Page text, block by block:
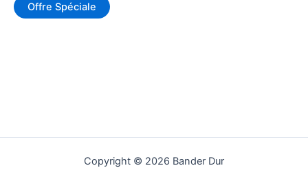
Offre Spéciale
Copyright © 2026 Bander Dur